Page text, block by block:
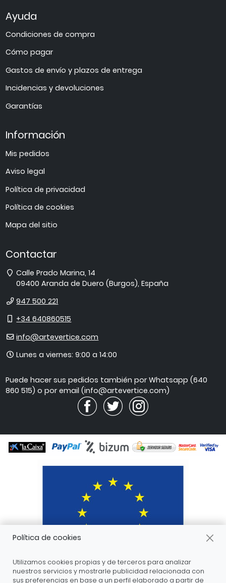
Ayuda
Condiciones de compra
Cómo pagar
Gastos de envío y plazos de entrega
Incidencias y devoluciones
Garantías
Información
Mis pedidos
Aviso legal
Política de privacidad
Política de cookies
Mapa del sitio
Contactar
Dirección
Calle Prado Marina, 14
09400 Aranda de Duero (Burgos),España
Teléfono
947 500 221
Móvil
+34 640860515
E-
info@artevertice.com
Horario
atención
Lunes a viernes: 9:00 a 14:00
Puede hacer sus pedidos también por Whatsapp (640
860 515) o por email (info@artevertice.com)
Política de cookies
Utilizamos cookies propias y de terceros para analizar
nuestros servicios y mostrarle publicidad relacionada con
sus preferencias en base a un perfil elaborado a partir de